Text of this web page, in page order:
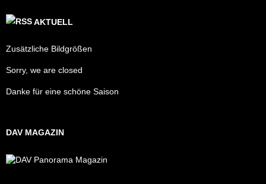
AKTUELL
Zusätzliche Bildgrößen
Sorry, we are closed
Danke für eine schöne Saison
DAV MAGAZIN